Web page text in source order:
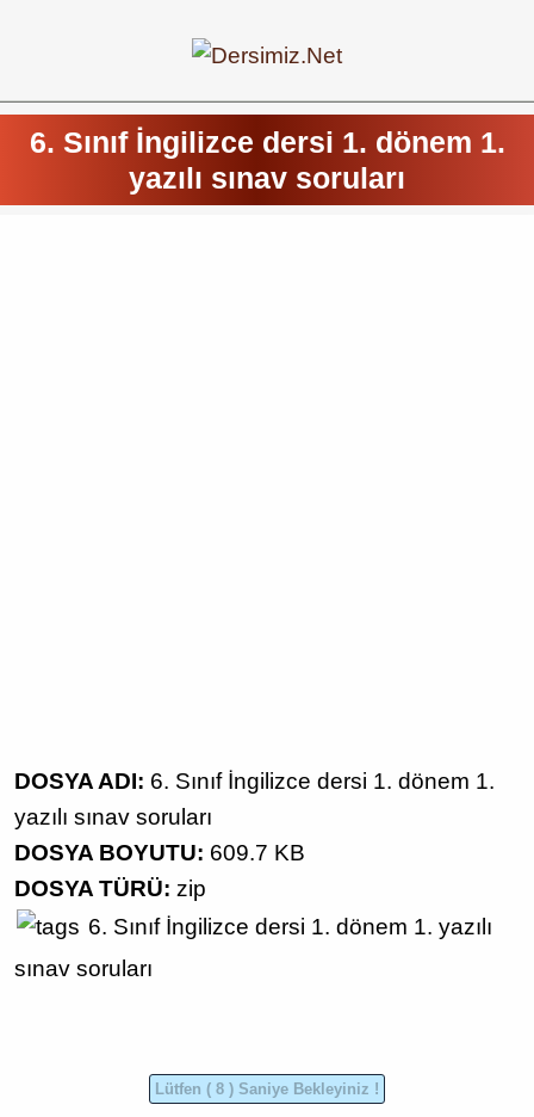
6. Sınıf İngilizce dersi 1. dönem 1.
yazılı sınav soruları
DOSYA ADI: 6. Sınıf İngilizce dersi 1. dönem 1.
yazılı sınav soruları
DOSYA BOYUTU: 609.7 KB
DOSYA TÜRÜ: zip
6. Sınıf İngilizce dersi 1. dönem 1. yazılı
sınav soruları